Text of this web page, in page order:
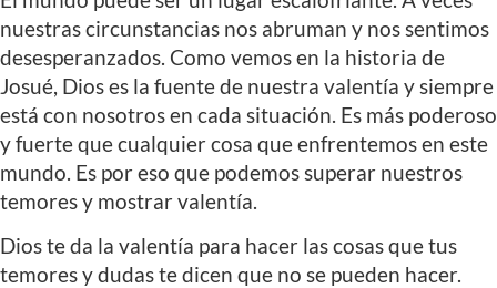
nuestras circunstancias nos abruman y nos sentimos
desesperanzados. Como vemos en la historia de
Josué, Dios es la fuente de nuestra valentía y siempre
está con nosotros en cada situación. Es más poderoso
y fuerte que cualquier cosa que enfrentemos en este
mundo. Es por eso que podemos superar nuestros
temores y mostrar valentía.
Dios te da la valentía para hacer las cosas que tus
temores y dudas te dicen que no se pueden hacer.